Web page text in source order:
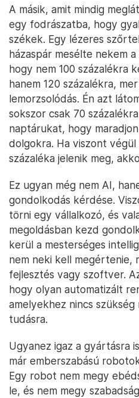
A másik, amit mindig
egy fodrászatba, hogy
székek. Egy lézeres
házaspár mesélte nekem
hogy nem 100 százalékra
hanem 120 százalékra,
lemorzsolódás. Én azt
sokszor csak 70
naptárukat, hogy
dolgokra. Ha viszont
százaléka jelenik meg,
Ez ugyan még nem AI,
gondolkodás kérdése.
törni egy vállalkozó, és
megoldásban kezd
kerül a mesterséges
nem neki kell megértenie,
fejlesztés vagy szoftver.
hogy olyan automatizált
amelyekhez nincs
tudásra.
Ugyanez igaz a gyártásra
már emberszabású
Egy robot nem megy
le, és nem megy